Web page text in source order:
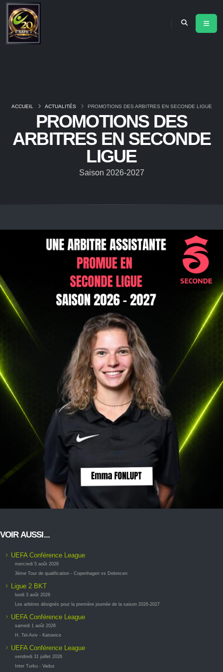
PROMOTIONS DES
ARBITRES EN SECONDE
LIGUE
Saison 2026-2027
ACCUEIL ACTUALITÉS PROMOTIONS DES ARBITRES EN SECONDE LIGUE
VOIR AUSSI...
UEFA Conférence League
mercredi 5 août 2026
3ème Tour de qualification - Copenhagen vs Debrecen
Ligue 2 BKT
lundi 3 août 2026
Les arbitres désignés pour la première journée de la saison 2026-2027
UEFA Conférence League
samedi 1 août 2026
H. Tel-Aviv - Katowice
UEFA Conférence League
vendredi 31 juillet 2026
Inter Turku - Vaduz